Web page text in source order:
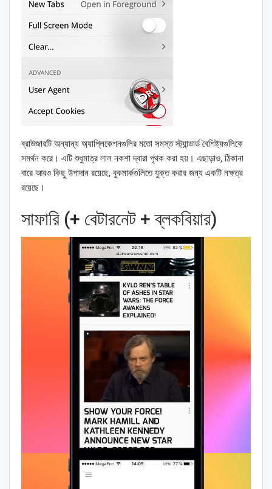
ব্রাউজারটি অন্যান্য অ্যাপ্লিকেশনগুলির মতো সমস্ত স্ট্যান্ডার্ড বৈশিষ্ট্যগুলিকে
সমর্থন করে। এটি শুধুমাত্র লাল নকশা দ্বারা পৃথক করা হয়। এছাড়াও, ঠিকানা
বারে আরও কিছু উপাদান রয়েছে, বুকমার্কগুলিতে যুক্ত করার জন্য একটি নক্ষত্র
রয়েছে।
সাফারি (+ বেটারনেট + ব্লকবিয়ার)